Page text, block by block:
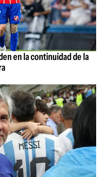
en la continuidad de la